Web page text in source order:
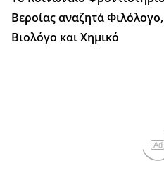
Βεροίας αναζητά
Βιολόγο και Χημικό
Ad